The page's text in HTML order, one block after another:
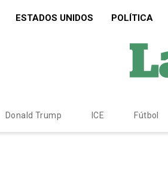
ESTADOS UNIDOS POLÍTICA
Donald Trump ICE Fútbol